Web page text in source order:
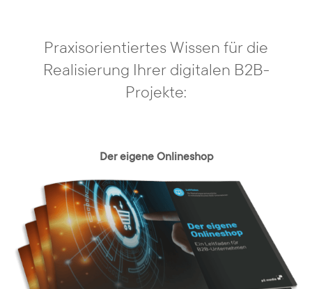
Praxisorientiertes Wissen für die
Realisierung Ihrer digitalen B2B-
Projekte:
Der eigene Onlineshop